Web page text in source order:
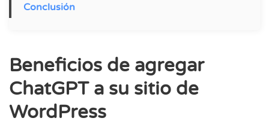
Conclusión
Beneficios de agregar
ChatGPT a su sitio de
WordPress